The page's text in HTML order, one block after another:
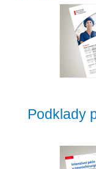
Podklady